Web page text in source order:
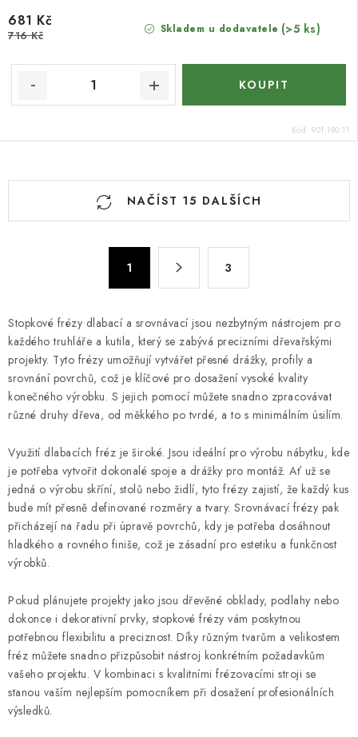
Skladem u dodavatele (>5 ks)
681 Kč
716 Kč
Kód: 901.190.11
O
c
í
p
r
v
k
v
ý
p
i
s
u
NAČÍST 15 DALŠÍCH
á
n
k
o
v
á
í
1 3
Stopkové frézy dlabací a srovnávací jsou nezbytným nástrojem pro
každého truhláře a kutila, který se zabývá precizními dřevařskými
projekty. Tyto frézy umožňují vytvářet přesné drážky, profily a
srovnání povrchů, což je klíčové pro dosažení vysoké kvality
konečného výrobku. S jejich pomocí můžete snadno zpracovávat
různé druhy dřeva, od měkkého po tvrdé, a to s minimálním úsilím.
Využití dlabacích fréz je široké. Jsou ideální pro výrobu nábytku, kde
je potřeba vytvořit dokonalé spoje a drážky pro montáž. Ať už se
jedná o výrobu skříní, stolů nebo židlí, tyto frézy zajistí, že každý kus
bude mít přesně definované rozměry a tvary. Srovnávací frézy pak
přicházejí na řadu při úpravě povrchů, kdy je potřeba dosáhnout
hladkého a rovného finiše, což je zásadní pro estetiku a funkčnost
výrobků.
Pokud plánujete projekty jako jsou dřevěné obklady, podlahy nebo
dokonce i dekorativní prvky, stopkové frézy vám poskytnou
potřebnou flexibilitu a preciznost. Díky různým tvarům a velikostem
fréz můžete snadno přizpůsobit nástroj konkrétním požadavkům
vašeho projektu. V kombinaci s kvalitními frézovacími stroji se
stanou vaším nejlepším pomocníkem při dosažení profesionálních
výsledků.